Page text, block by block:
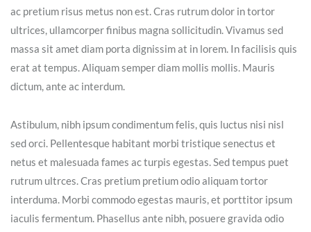
ac pretium risus metus non est. Cras rutrum dolor in tortor
ultrices, ullamcorper finibus magna sollicitudin. Vivamus sed
massa sit amet diam porta dignissim at in lorem. In facilisis quis
erat at tempus. Aliquam semper diam mollis mollis. Mauris
dictum, ante ac interdum.
Astibulum, nibh ipsum condimentum felis, quis luctus nisi nisl
sed orci. Pellentesque habitant morbi tristique senectus et
netus et malesuada fames ac turpis egestas. Sed tempus puet
rutrum ultrces. Cras pretium pretium odio aliquam tortor
interduma. Morbi commodo egestas mauris, et porttitor ipsum
iaculis fermentum. Phasellus ante nibh, posuere gravida odio